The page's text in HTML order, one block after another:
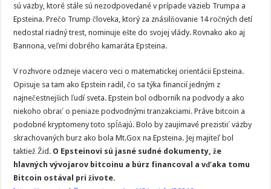
sú väzby, ktoré stále sú nezodpovedané v prípade väzieb Trumpa a
Epsteina. Prečo Trump človeka, ktorý za znásilňovanie 14 ročných detí
nedostal riadný trest, nominuje ešte do svojej vlády. Rovnako ako aj
Bannona, veľmi dobrého kamaráta Epsteina.
V rozhvore odzneje viacero veci o matematickej orientácii Epsteina.
Opisuje sa tam ako Epstein radil, čo sa týka financií jedným z
najnečestnejšich ľudí sveta. Epstein bol odborník na podvody a ako
niekoho obrať o peniaze podvodnými tranzakciami. Práve bitcoin a
podobné kryptomeny toto spĺňajú. Bolo by zaujimavé prezistiť väzby
skrachovaných burz ako bola Mt.Gox na Epsteina. Jej majiteľ bol
taktiež Žid. O Epsteinovi sú jasné sudné dokumenty, že
hlavných vývojarov bitcoinu a búrz financoval a vďaka tomu
Bitcoin ostával pri živote.